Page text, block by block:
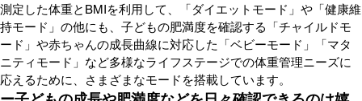
測定した体重とBMIを利用して、「ダイエットモード」や「健康維
持モード」の他にも、子どもの肥満度を確認する「チャイルドモ
ード」や赤ちゃんの成長曲線に対応した「ベビーモード」「マタ
ニティモード」など多様なライフステージでの体重管理ニーズに
応えるために、さまざまなモードを搭載しています。